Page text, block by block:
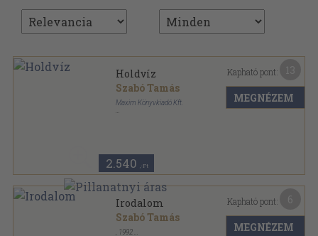
Holdvíz
Szabó Tamás
Maxim Könyvkiadó Kft.
2.540 ,-Ft
Kapható pont:
MEGNÉZEM
Irodalom
Szabó Tamás
1992
Kapható pont:
MEGNÉZEM